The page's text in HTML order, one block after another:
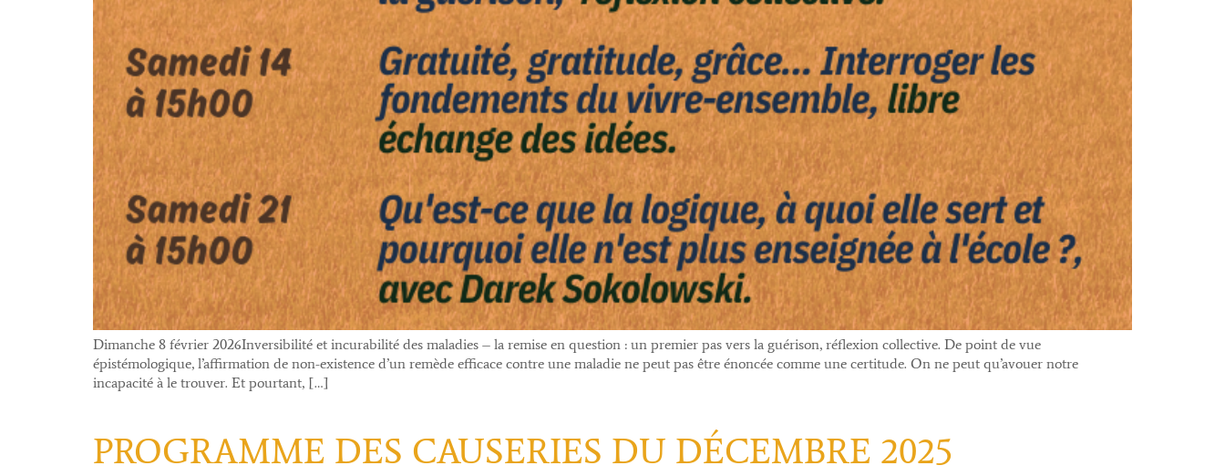
Dimanche 8 février 2026Inversibilité et incurabilité des maladies – la remise en question : un premier pas vers la guérison, réflexion collective. De point de vue
épistémologique, l’affirmation de non-existence d’un remède efficace contre une maladie ne peut pas être énoncée comme une certitude. On ne peut qu’avouer notre
incapacité à le trouver. Et pourtant, […]
PROGRAMME DES CAUSERIES DU DÉCEMBRE 2025